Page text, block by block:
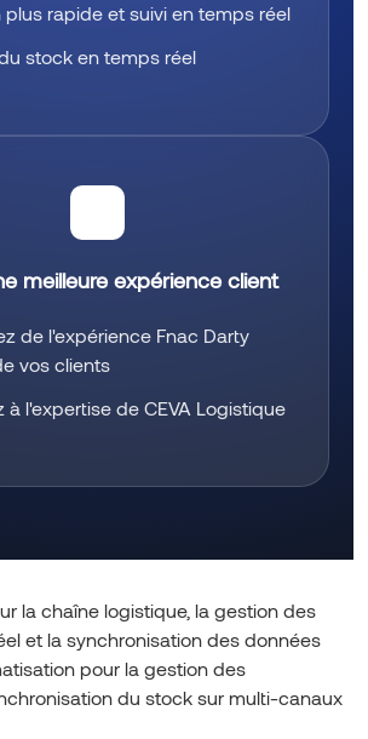
plus rapide et suivi en temps réel
stock en temps réel
meilleure expérience client
de l'expérience Fnac Darty
vos clients
à l'expertise de CEVA Logistique
la chaîne logistique, la gestion des
et la synchronisation des données
pour la gestion des
du stock sur multi-canaux